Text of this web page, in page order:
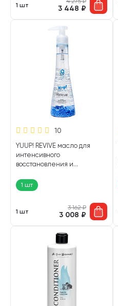
1 шт 3 448 ₽
10
YUUP! REVIVЕ масло для
интенсивного
восстановления и
собак и кошек 150 мл (1 шт)
1 шт
1 шт
3 162₽
3 008 ₽